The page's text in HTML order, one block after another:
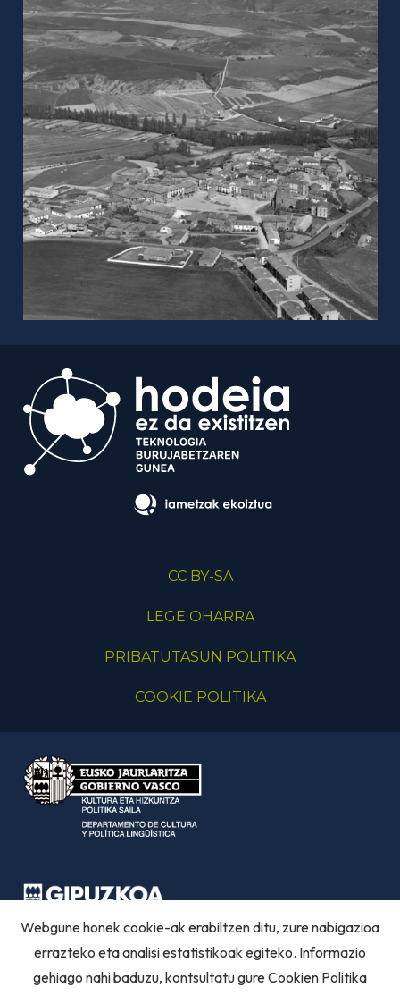
CC BY-SA
LEGE OHARRA
PRIBATUTASUN POLITIKA
COOKIE POLITIKA
Webgune honek cookie-ak erabiltzen ditu, zure nabigazioa
errazteko eta analisi estatistikoak egiteko. Informazio
gehiago nahi baduzu, kontsultatu gureCookien Politika